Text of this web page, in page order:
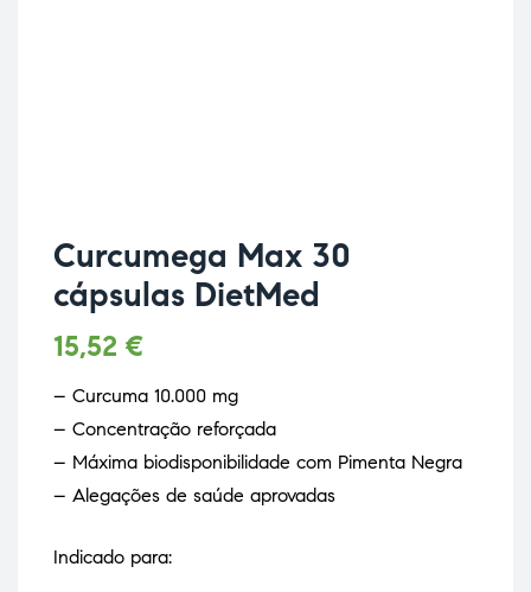
Curcumega Max 30
cápsulas DietMed
15,52 €
– Curcuma 10.000 mg
– Concentração reforçada
– Máxima biodisponibilidade com Pimenta Negra
– Alegações de saúde aprovadas
Indicado para: